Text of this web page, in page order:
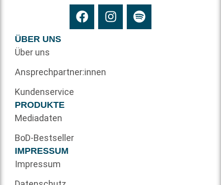
ÜBER UNS
Über uns
Ansprechpartner:innen
Kundenservice
PRODUKTE
Mediadaten
BoD-Bestseller
IMPRESSUM
Impressum